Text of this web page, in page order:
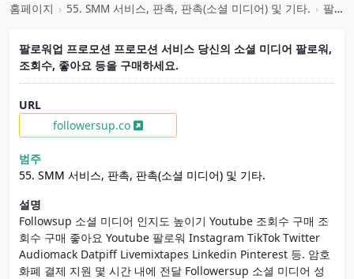
홈페이지 › 55. SMM 서비스, 판촉, 판촉(소셜 미디어) 및 기타. › 팔로워업 프로모션 프로모션 서비스 당신의 소셜 미디어 팔로워, 조회수, 좋아요 등을 구매하세요.
팔로워업 프로모션 프로모션 서비스 당신의 소셜 미디어 팔로워,
조회수, 좋아요 등을 구매하세요.
URL
followersup.co
범주
55. SMM 서비스, 판촉, 판촉(소셜 미디어) 및 기타.
설명
Followsup 소셜 미디어 인지도 높이기 Youtube 조회수 구매 조
회수 구매 좋아요 Youtube 팔로워 Instagram TikTok Twitter
Audiomack Datpiff Livemixtapes Linkedin Pinterest 등. 암호
화폐 결제 지원 몇 시간 내에 전달 Followersup 소셜 미디어 성